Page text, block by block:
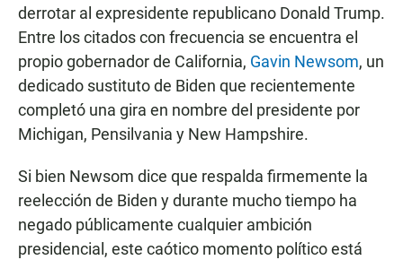
derrotar al expresidente republicano Donald Trump.
Entre los citados con frecuencia se encuentra el
propio gobernador de California, Gavin Newsom, un
dedicado sustituto de Biden que recientemente
completó una gira en nombre del presidente por
Michigan, Pensilvania y New Hampshire.
Si bien Newsom dice que respalda firmemente la
reelección de Biden y durante mucho tiempo ha
negado públicamente cualquier ambición
presidencial, este caótico momento político está